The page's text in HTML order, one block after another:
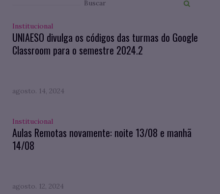
Institucional
UNIAESO divulga os códigos das turmas do Google
Classroom para o semestre 2024.2
agosto. 14, 2024
Institucional
Aulas Remotas novamente: noite 13/08 e manhã
14/08
agosto. 12, 2024